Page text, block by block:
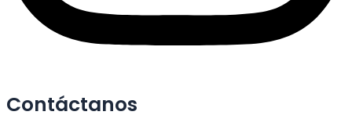
Contáctanos